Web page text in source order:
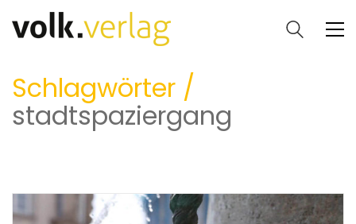
Schlagwörter /
stadtspaziergang